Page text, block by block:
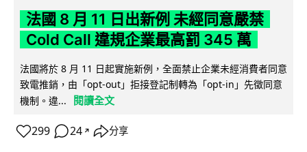
法國 8 月 11 日出新例 未經同意嚴禁
Cold Call 違規企業最高罰 345 萬
法國將於 8 月 11 日起實施新例，全面禁止企業未經消費者同意
致電推銷，由「opt-out」拒接登記制轉為「opt-in」先徵同意
機制。違...
閱讀全文
299 24 ↗ 分享